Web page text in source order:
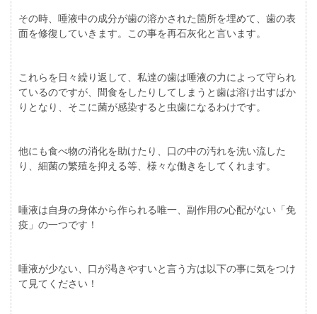
その時、唾液中の成分が歯の溶かされた箇所を埋めて、歯の表
面を修復していきます。この事を再石灰化と言います。
これらを日々繰り返して、私達の歯は唾液の力によって守られ
ているのですが、間食をしたりしてしまうと歯は溶け出すばか
りとなり、そこに菌が感染すると虫歯になるわけです。
他にも食べ物の消化を助けたり、口の中の汚れを洗い流した
り、細菌の繁殖を抑える等、様々な働きをしてくれます。
唾液は自身の身体から作られる唯一、副作用の心配がない「免
疫」の一つです！
唾液が少ない、口が渇きやすいと言う方は以下の事に気をつけ
て見てください！